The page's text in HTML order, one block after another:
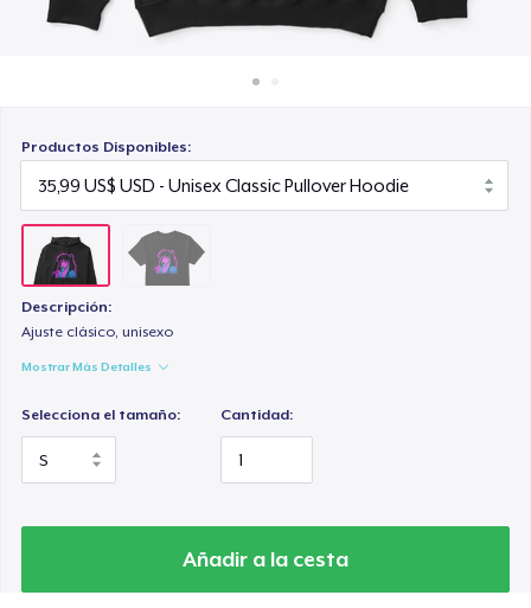
Productos Disponibles:
Descripción:
Ajuste clásico, unisexo
Mostrar Más Detalles
Selecciona el tamaño: Cantidad:
Añadir a la cesta